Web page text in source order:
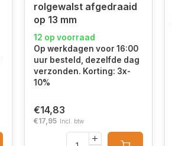
rolgewalst afgedraaid
op 13 mm
12 op voorraad
Op werkdagen voor 16:00
uur besteld, dezelfde dag
verzonden. Korting: 3x-
10%
€14,83
€17,95 Incl. btw